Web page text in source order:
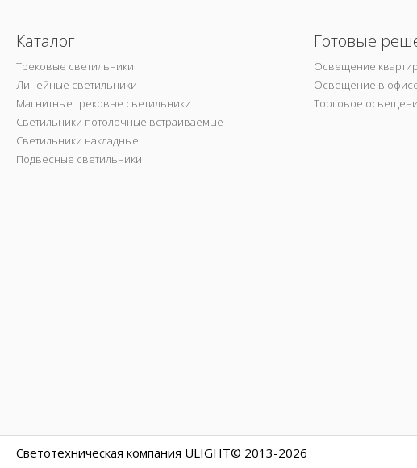
Каталог
Трековые светильники
Линейные светильники
Магнитные трековые светильники
Светильники потолочные встраиваемые
Светильники накладные
Подвесные светильники
Готовые
Освещение квартир
Освещение в
Торговое
Светотехническая компания ULIGHT© 2013-2026